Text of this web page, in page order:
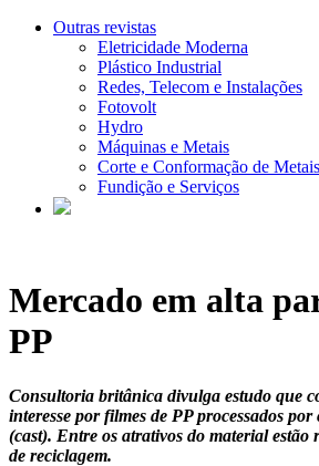
Outras revistas
Eletricidade Moderna
Plástico Industrial
Redes, Telecom e Instalações
Fotovolt
Hydro
Máquinas e Metais
Corte e Conformação de Metais
Fundição e Serviços
Mercado em alta
PP
Consultoria britânica divulga estudo que
interesse por filmes de PP processados
(cast). Entre os atrativos do material estão
de reciclagem.